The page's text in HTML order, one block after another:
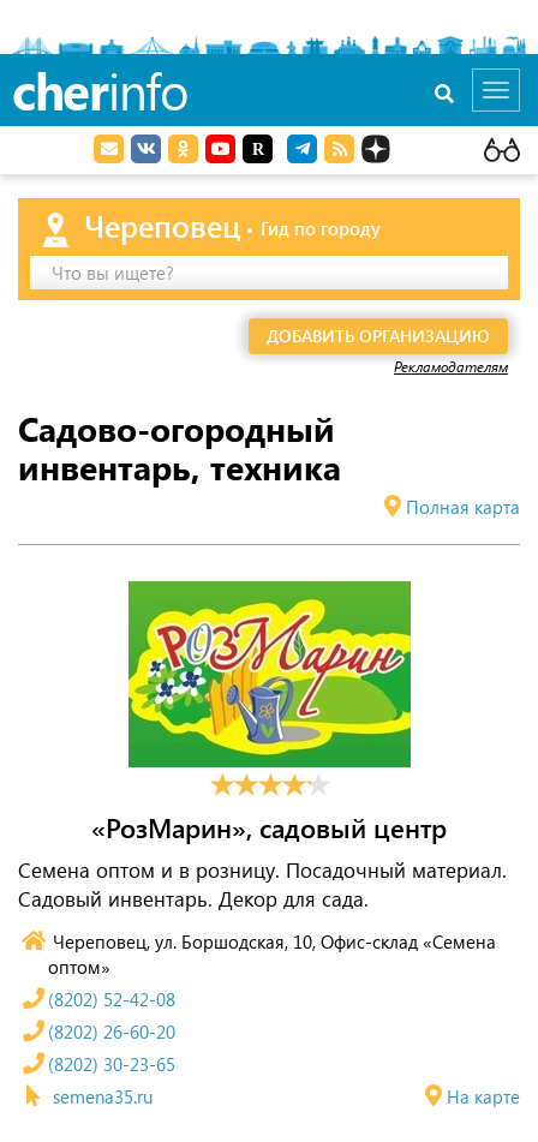
cherinfo
Череповец
Гид по городу
Что вы ищете?
ДОБАВИТЬ ОРГАНИЗАЦИЮ
Рекламодателям
Садово-огородный
инвентарь, техника
Полная карта
«РозМарин», садовый центр
Семена оптом и в розницу. Посадочный материал.
Садовый инвентарь. Декор для сада.
Череповец, ул. Боршодская, 10, Офис-склад «Семена
оптом»
На карте
(8202) 52-42-08
(8202) 26-60-20
(8202) 30-23-65
semena35.ru